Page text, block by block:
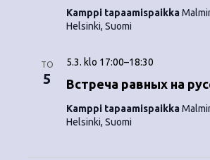
Kamppi tapaamispaikka
Helsinki, Suomi
TO
5 Встреча равных на
5.3. klo 17:00–18:30
Kamppi tapaamispaikka
Helsinki, Suomi